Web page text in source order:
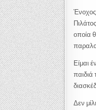
οποία
Είμαι
παιδιά
Δεν